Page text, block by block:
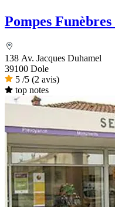
Pompes
138 Av. Jacques Duhamel
39100 Dole
5 /5 (2 avis)
top notes